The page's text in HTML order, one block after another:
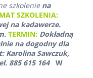
szkoleniena
SZKOLENIA:
na kadawerze.
TERMIN: Dokładną
na dogodny dla
Karolina Sawczuk,
885 615 164 W